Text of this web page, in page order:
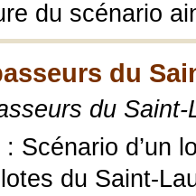
du scénario
du
du Saint-
Scénario d’un
du Saint-